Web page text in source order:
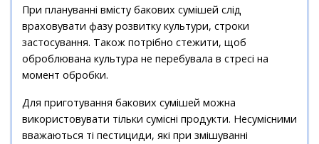
При плануванні вмісту бакових сумішей слід
враховувати фазу розвитку культури, строки
застосування. Також потрібно стежити, щоб
оброблювана культура не перебувала в стресі на
момент обробки.
Для приготування бакових сумішей можна
використовувати тільки сумісні продукти. Несумісними
вважаються ті пестициди, які при змішуванні